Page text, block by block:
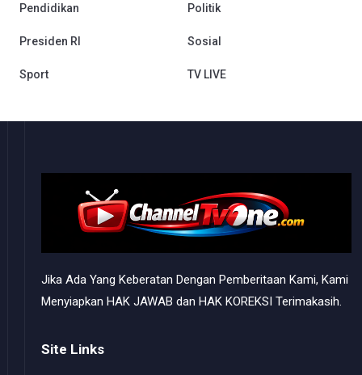
Pendidikan Politik
Presiden RI Sosial
Sport TV LIVE
Jika Ada Yang Keberatan Dengan Pemberitaan Kami, Kami
Menyiapkan HAK JAWAB dan HAK KOREKSI Terimakasih.
Site Links